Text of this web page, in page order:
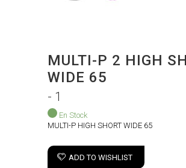
MULTI-P 2 HIGH
WIDE 65
- 1
En Stock
MULTI-P HIGH SHORT WIDE 65
ADD TO WISHLIST